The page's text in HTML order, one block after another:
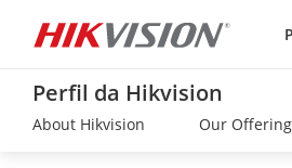
Perfil da Hikvision
About Hikvision Our